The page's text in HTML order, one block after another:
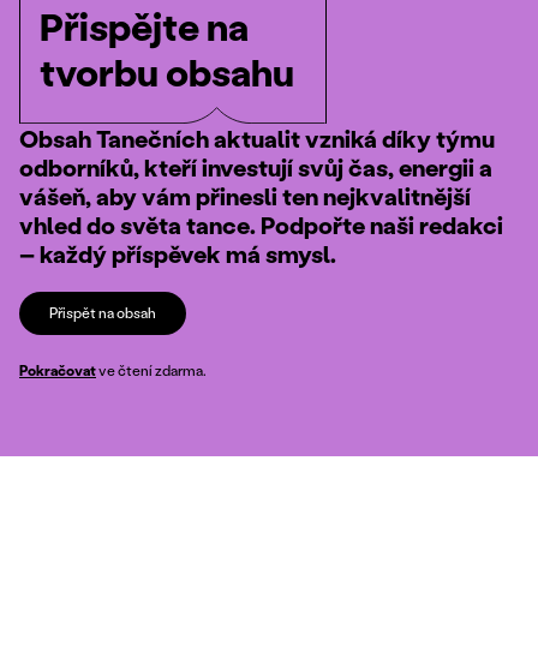
Přispějte na
tvorbu obsahu
Obsah Tanečních aktualit vzniká díky týmu
odborníků, kteří investují svůj čas, energii a
vášeň, aby vám přinesli ten nejkvalitnější
vhled do světa tance. Podpořte naši redakci
– každý příspěvek má smysl.
Přispět na obsah
Pokračovatve čtení zdarma.